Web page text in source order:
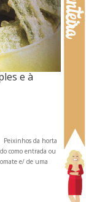
e à
da horta
como entrada ou
e/ de uma